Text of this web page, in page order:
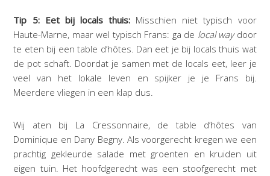
Tip 5: Eet bij locals thuis: Misschien niet typisch voor
Haute-Marne, maar wel typisch Frans: ga de local waydoor
te eten bij een table d’hôtes. Dan eet je bij locals thuis wat
de pot schaft. Doordat je samen met de locals eet, leer je
veel van het lokale leven en spijker je je Frans bij.
Meerdere vliegen in een klap dus.
Wij aten bij La Cressonnaire, de table d’hôtes van
Dominique en Dany Begny. Als voorgerecht kregen we een
prachtig gekleurde salade met groenten en kruiden uit
eigen tuin. Het hoofdgerecht was een stoofgerecht met